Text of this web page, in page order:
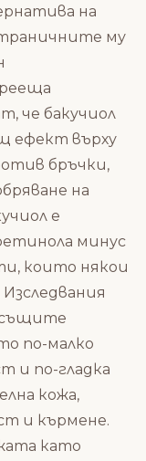
на
му
че бакучиол
ефект върху
бръчки,
на
е
минус
които някои
същите
по-малко
и по-гладка
кожа,
и кърмене.
като